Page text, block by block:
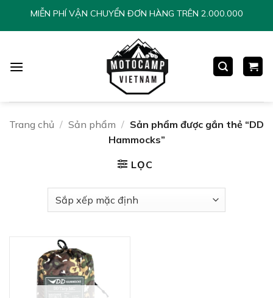
ChuyểnMIỄN PHÍ VẬN CHUYỂN ĐƠN HÀNG TRÊN 2.000.000
Trang chủ / Sản phẩm / Sản phẩm được gắn thẻ “DD
Hammocks”
LỌC